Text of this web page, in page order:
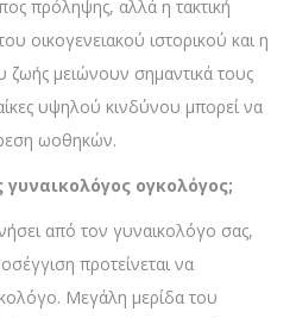
πρόληψης, αλλά η τακτική
οικογενειακού ιστορικού και η
ζωής μειώνουν σημαντικά τους
υψηλού κινδύνου μπορεί να
ωοθηκών.
γυναικολόγος ογκολόγος;
από τον γυναικολόγο σας,
προτείνεται να
Μεγάλη μερίδα του